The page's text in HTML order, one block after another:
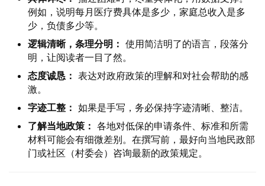
例如，说明每月医疗费具体是多少，家庭总收入是多
少，负债多少等。
逻辑清晰，条理分明： 使用简洁明了的语言，段落分
明，让阅读者一目了然。
态度诚恳： 表达对政府政策的理解和对社会帮助的感
激。
字迹工整： 如果是手写，务必保持字迹清晰、整洁。
了解当地政策： 各地对低保的申请条件、标准和所需
材料可能会有细微差别。在撰写前，最好向当地民政部
门或社区（村委会）咨询最新的政策规定。